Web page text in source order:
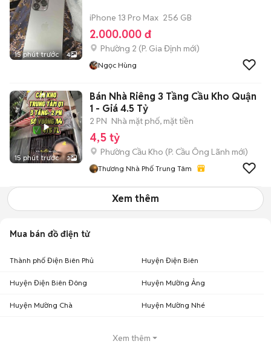
15 phút trước 4
iPhone 13 Pro Max 256 GB
2.000.000 đ
Phường 2 (P. Gia Định mới)
Ngọc Hùng
15 phút trước 3
Bán Nhà Riêng 3 Tầng Cầu Kho Quận
1 - Giá 4.5 Tỷ
2 PN Nhà mặt phố, mặt tiền
4,5 tỷ
Phường Cầu Kho (P. Cầu Ông Lãnh mới)
Thương Nhà Phố Trung Tâm
Xem thêm
Mua bán đồ điện tử
Thành phố Điện Biên Phủ Huyện Điện Biên
Huyện Điện Biên Đông Huyện Mường Ảng
Huyện Mường Chà Huyện Mường Nhé
Xem thêm